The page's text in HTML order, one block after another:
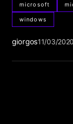
microsoft
windows
giorgos11/03/